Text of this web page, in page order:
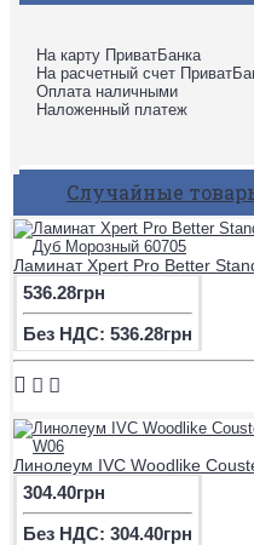
На карту ПриватБанка
На расчетный счет
Оплата наличными
Наложенный платеж
Случайные
Ламинат Xpert Pro Better
536.28грн
Без НДС: 536.28грн
Линолеум IVC Woodlike
304.40грн
Без НДС: 304.40грн